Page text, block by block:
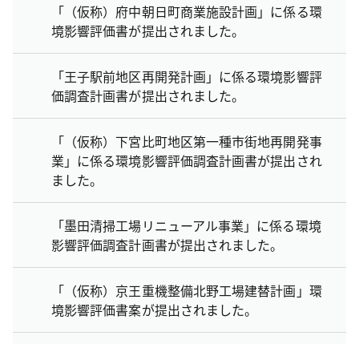
「（仮称）府中朝日町商業施設計画」に係る環
境影響評価書が提出されました。
「王子駅前地区再開発計画」に係る環境影響評
価調査計画書が提出されました。
「（仮称）下宮比町地区第一種市街地再開発事
業」に係る環境影響評価調査計画書が提出され
ました。
「墨田清掃工場リニューアル事業」に係る環境
影響評価調査計画書が提出されました。
「（仮称）京王重機整備北野工場建替計画」環
境影響評価書案が提出されました。